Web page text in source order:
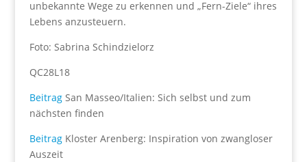
unbekannte Wege zu erkennen und „Fern-Ziele“ ihres
Lebens anzusteuern.
Foto: Sabrina Schindzielorz
QC28L18
BeitragSan Masseo/Italien: Sich selbst und zum
nächsten finden
Beitrag Kloster Arenberg: Inspiration von zwangloser
Auszeit